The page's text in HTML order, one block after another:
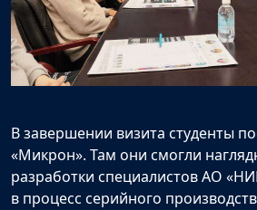
В завершении визита студенты
«Микрон». Там они смогли
разработки специалистов АО
в процесс серийного